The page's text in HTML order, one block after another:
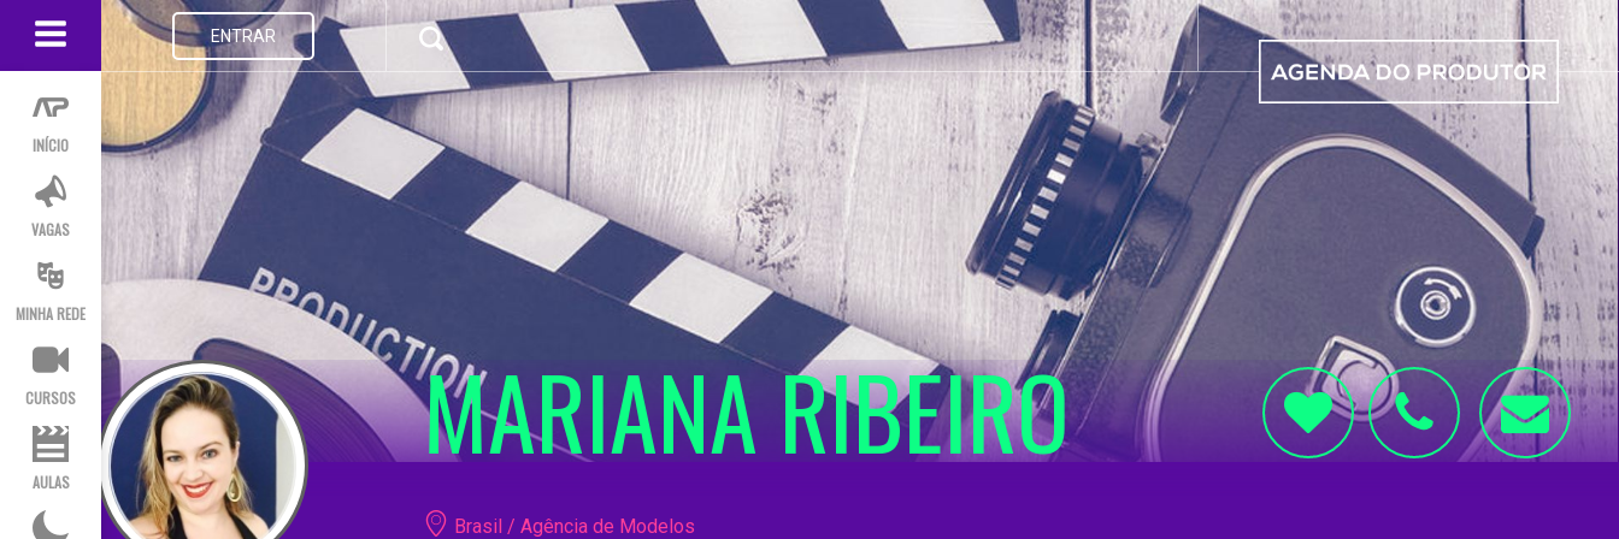
INÍCIO
VAGAS
MINHA REDE
CURSOS
AULAS
ENTRAR
MARIANA RIBEIRO
Brasil / Agência de Modelos